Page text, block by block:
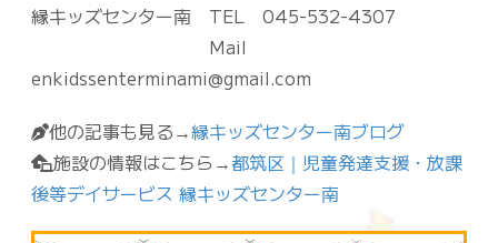
縁キッズセンター南 TEL 045-532-4307
Mail
enkidssenterminami@gmail.com
他の記事も見る→縁キッズセンター南ブログ
施設の情報はこちら→都筑区｜児童発達支援・放課
後等デイサービス 縁キッズセンター南